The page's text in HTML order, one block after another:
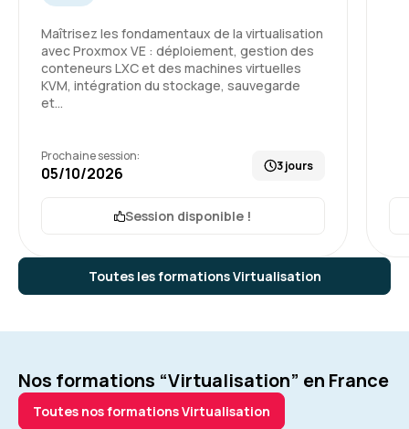
Toutes les formations Virtualisation
Maîtrisez les fondamentaux de la virtualisation
avec Proxmox VE : déploiement, gestion des
conteneurs LXC et des machines virtuelles
KVM, intégration du stockage, sauvegarde
et…
Prochaine session:
05/10/2026 3 jours
Session disponible !
Nos formations “Virtualisation” en France
Toutes nos formations Virtualisation